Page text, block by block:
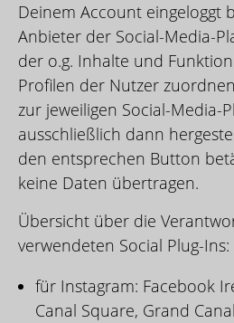
Deinem Account eingeloggt
Anbieter der Social-Media-
der o.g. Inhalte und
Profilen der Nutzer
zur jeweiligen Social-Media-
ausschließlich dann
den entsprechen Button
keine Daten übertragen.
Übersicht über die
verwendeten Social Plug-Ins:
für Instagram: Facebook
Canal Square, Grand